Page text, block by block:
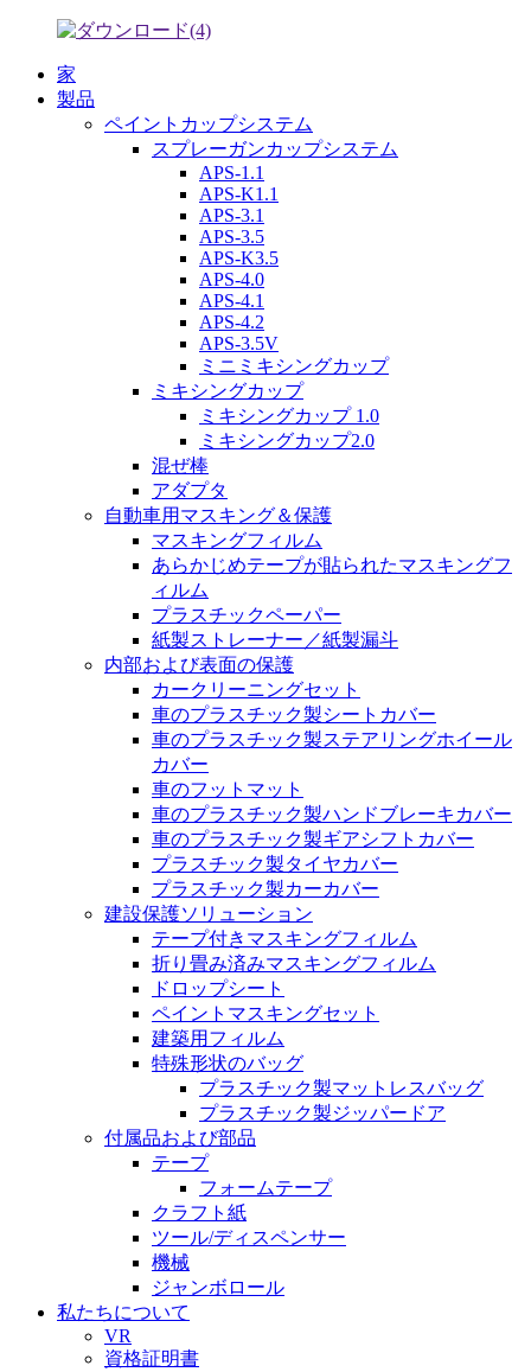
家
製品
ペイントカップシステム
スプレーガンカップシステム
APS-1.1
APS-K1.1
APS-3.1
APS-3.5
APS-K3.5
APS-4.0
APS-4.1
APS-4.2
APS-3.5V
ミニミキシングカップ
ミキシングカップ
ミキシングカップ 1.0
ミキシングカップ2.0
混ぜ棒
アダプタ
自動車用マスキング＆保護
マスキングフィルム
あらかじめテープが貼られたマスキングフ
ィルム
プラスチックペーパー
紙製ストレーナー／紙製漏斗
内部および表面の保護
カークリーニングセット
車のプラスチック製シートカバー
車のプラスチック製ステアリングホイール
カバー
車のフットマット
車のプラスチック製ハンドブレーキカバー
車のプラスチック製ギアシフトカバー
プラスチック製タイヤカバー
プラスチック製カーカバー
建設保護ソリューション
テープ付きマスキングフィルム
折り畳み済みマスキングフィルム
ドロップシート
ペイントマスキングセット
建築用フィルム
特殊形状のバッグ
プラスチック製マットレスバッグ
プラスチック製ジッパードア
付属品および部品
テープ
フォームテープ
クラフト紙
ツール/ディスペンサー
機械
ジャンボロール
私たちについて
VR
資格証明書